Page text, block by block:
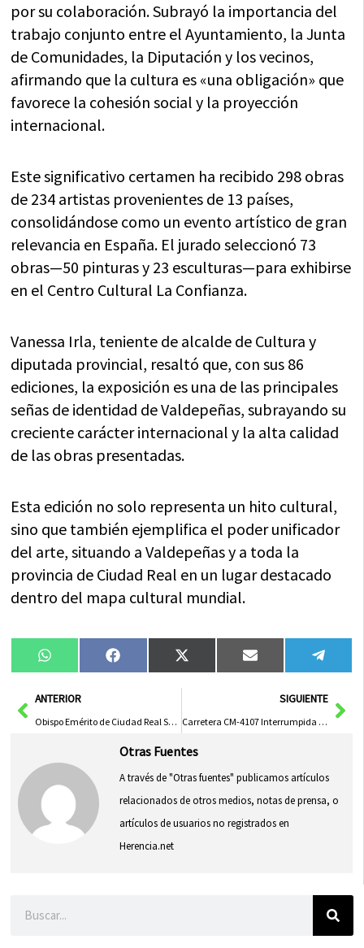
por su colaboración. Subrayó la importancia del
trabajo conjunto entre el Ayuntamiento, la Junta
de Comunidades, la Diputación y los vecinos,
afirmando que la cultura es «una obligación» que
favorece la cohesión social y la proyección
internacional.
Este significativo certamen ha recibido 298 obras
de 234 artistas provenientes de 13 países,
consolidándose como un evento artístico de gran
relevancia en España. El jurado seleccionó 73
obras—50 pinturas y 23 esculturas—para exhibirse
en el Centro Cultural La Confianza.
Vanessa Irla, teniente de alcalde de Cultura y
diputada provincial, resaltó que, con sus 86
ediciones, la exposición es una de las principales
señas de identidad de Valdepeñas, subrayando su
creciente carácter internacional y la alta calidad
de las obras presentadas.
Esta edición no solo representa un hito cultural,
sino que también ejemplifica el poder unificador
del arte, situando a Valdepeñas y a toda la
provincia de Ciudad Real en un lugar destacado
dentro del mapa cultural mundial.
Compartir
en
WhatsAppCompartir
en
FacebookCompartir
en
X
(Twitter)
Compartir
en
Email
en
AntANTERIOR
Obispo Emérito de Ciudad Real Se Recupera Estable y Animado Tras Hospitalización
SIGUIENTE
Carretera CM-4107 Interrumpida en Daimiel por Incendio de Rastrojo Próximo
Otras Fuentes
A través de "Otras fuentes" publicamos artículos
relacionados de otros medios, notas de prensa, o
artículos de usuarios no registrados en
Herencia.net